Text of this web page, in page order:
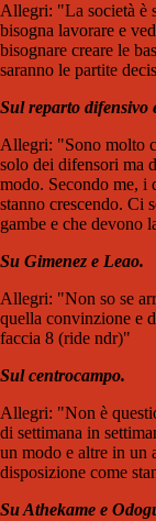
Allegri: "La società è
bisogna lavorare e
bisognare creare le
saranno le partite
Sul reparto difensivo
Allegri: "Sono molto
solo dei difensori ma
modo. Secondo me, i
stanno crescendo. Ci
gambe e che devono
Su Gimenez e Leao.
Allegri: "Non so se
quella convinzione e
faccia 8 (ride ndr)"
Sul centrocampo.
Allegri: "Non è
di settimana in
un modo e altre in un
disposizione come
Su Athekame e